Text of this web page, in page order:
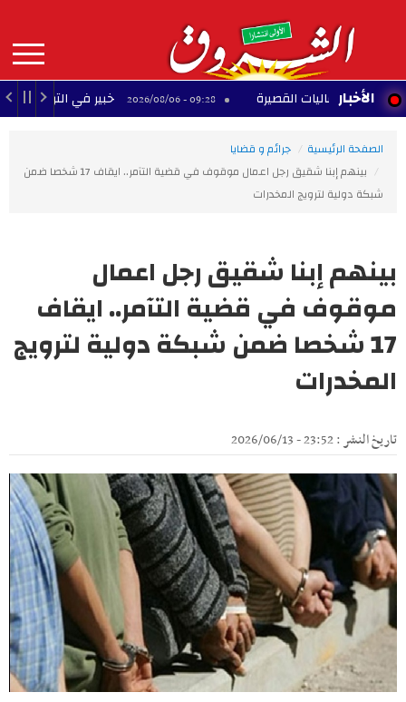
contenu
principal
MAIN
NAVIGATION الأخبارالقصيرة 09:28 - 2026/08/06 خبير في التربية السيبرانية
الصفحة الرئيسية
جرائم و قضايا
بينهم إبنا شقيق رجل اعمال موقوف في قضية التآمر.. ايقاف 17 شخصا ضمن
شبكة دولية لترويج المخدرات
بينهم إبنا شقيق رجل اعمال
موقوف في قضية التآمر.. ايقاف
17 شخصا ضمن شبكة دولية لترويج
المخدرات
تاريخ النشر : 23:52 - 2026/06/13